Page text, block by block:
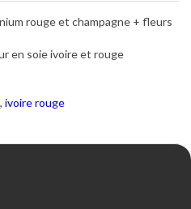
rouge et champagne + fleurs
en soie ivoire et rouge
, ivoire rouge